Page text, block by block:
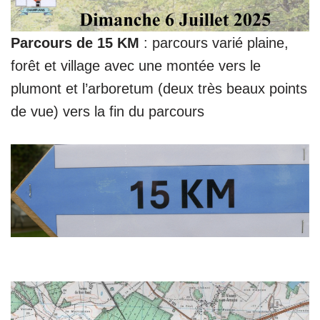
Parcours de 15 KM : parcours varié plaine,
forêt et village avec une montée vers le
plumont et l’arboretum (deux très beaux points
de vue) vers la fin du parcours